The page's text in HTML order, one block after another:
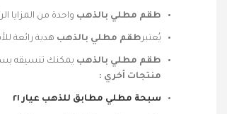
طقم مطلي بالذهب واحدة من المزايا
يُعتبر طقم مطلي بالذهب هدية رائعة
طقم مطلي بالذهب يمكنك تنسيقه
منتجات أخري :
سبحة مطلي مطابق للذهب عيار ٢١